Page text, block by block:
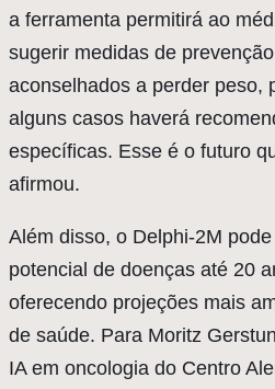
a ferramenta permitirá ao
sugerir medidas de
aconselhados a perder peso,
alguns casos haverá
específicas. Esse é o futuro
afirmou.
Além disso, o Delphi-2M
potencial de doenças até 20
oferecendo projeções mais
de saúde. Para Moritz
IA em oncologia do Centro